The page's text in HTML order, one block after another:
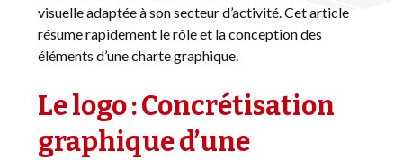
visuelle adaptée à son secteur d’activité. Cet article
résume rapidement le rôle et la conception des
éléments d’une charte graphique.
Le logo : Concrétisation
graphique d’une